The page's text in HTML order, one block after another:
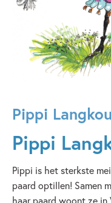
Pippi
Pippi
Pippi is het sterkste
paard optillen! Samen
haar paard woont ze